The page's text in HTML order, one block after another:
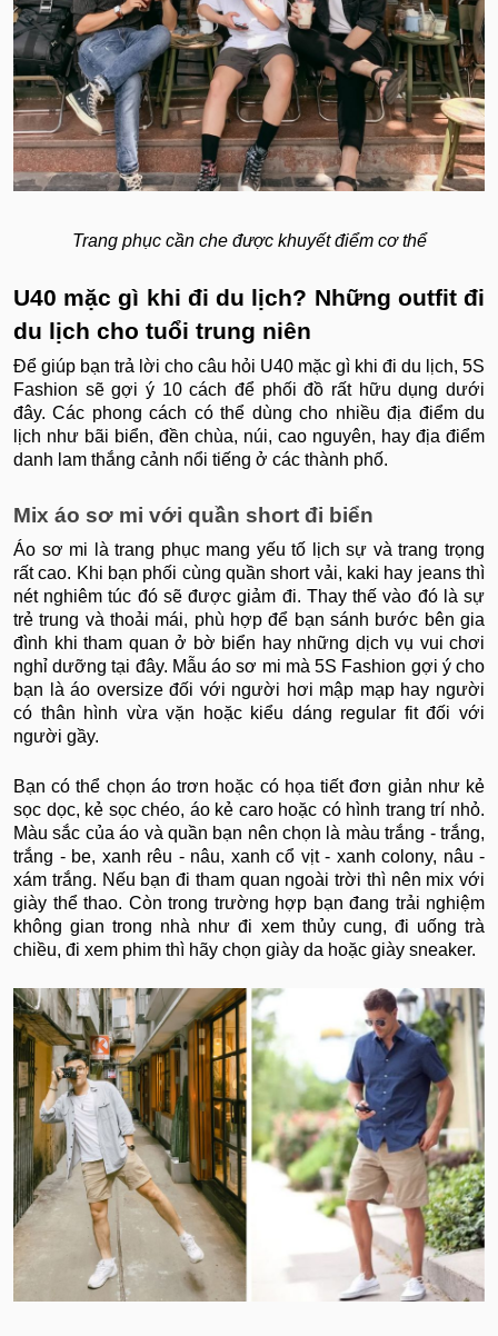
Trang phục cần che được khuyết điểm cơ thể
U40 mặc gì khi đi du lịch? Những outfit đi
du lịch cho tuổi trung niên
Để giúp bạn trả lời cho câu hỏi U40 mặc gì khi đi du lịch, 5S
Fashion sẽ gợi ý 10 cách để phối đồ rất hữu dụng dưới
đây. Các phong cách có thể dùng cho nhiều địa điểm du
lịch như bãi biển, đền chùa, núi, cao nguyên, hay địa điểm
danh lam thắng cảnh nổi tiếng ở các thành phố.
Mix áo sơ mi với quần short đi biển
Áo sơ mi là trang phục mang yếu tố lịch sự và trang trọng
rất cao. Khi bạn phối cùng quần short vải, kaki hay jeans thì
nét nghiêm túc đó sẽ được giảm đi. Thay thế vào đó là sự
trẻ trung và thoải mái, phù hợp để bạn sánh bước bên gia
đình khi tham quan ở bờ biển hay những dịch vụ vui chơi
nghỉ dưỡng tại đây. Mẫu áo sơ mi mà 5S Fashion gợi ý cho
bạn là áo oversize đối với người hơi mập mạp hay người
có thân hình vừa vặn hoặc kiểu dáng regular fit đối với
người gầy.
Bạn có thể chọn áo trơn hoặc có họa tiết đơn giản như kẻ
sọc dọc, kẻ sọc chéo, áo kẻ caro hoặc có hình trang trí nhỏ.
Màu sắc của áo và quần bạn nên chọn là màu trắng - trắng,
trắng - be, xanh rêu - nâu, xanh cổ vịt - xanh colony, nâu -
xám trắng. Nếu bạn đi tham quan ngoài trời thì nên mix với
giày thể thao. Còn trong trường hợp bạn đang trải nghiệm
không gian trong nhà như đi xem thủy cung, đi uống trà
chiều, đi xem phim thì hãy chọn giày da hoặc giày sneaker.